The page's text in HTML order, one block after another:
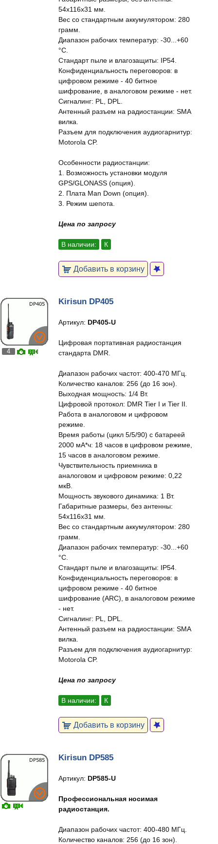
54х116х31 мм.
Вес со стандартным аккумулятором: 280
грамм.
Диапазон рабочих температур: -30...+60
°C.
Стандарт пыле и влагозащиты: IP54.
Конфиденциальность переговоров: в
цифровом режиме - 40 битное
шифрование, в аналоговом режиме - нет.
Сигналинг: PL, DPL.
Антенный разъем на радиостанции: SMA
вилка.
Разъем для подключения аудиогарнитур:
Motorola CP.
Особенности радиостанции:
1. Возможность установки модуля
GPS/GLONASS (опция).
2. Плата Man Down (опция).
3. Режим шепота.
Цена по запросу
В наличии: К
Добавить в корзину
4
Kirisun DP405
Артикул: DP405-U
Цифровая портативная радиостанция
стандарта DMR.
Диапазон рабочих частот: 400-470 МГц.
Количество каналов: 256 (до 16 зон).
Выходная мощность: 1/4 Вт.
Цифровой протокол: DMR Tier I и Tier II.
Работа в аналоговом и цифровом
режиме.
Время работы (цикл 5/5/90) с батареей
2000 мА*ч: 18 часов в цифровом режиме,
15 часов в аналоговом режиме.
Чувствительность приемника в
аналоговом и цифровом режиме: 0,22
мкВ.
Мощность звукового динамика: 1 Вт.
Габаритные размеры, без антенны:
54х116х31 мм.
Вес со стандартным аккумулятором: 280
грамм.
Диапазон рабочих температур: -30...+60
°C.
Стандарт пыле и влагозащиты: IP54.
Конфиденциальность переговоров: в
цифровом режиме - 40 битное
шифрование (ARC), в аналоговом режиме
- нет.
Сигналинг: PL, DPL.
Антенный разъем на радиостанции: SMA
вилка.
Разъем для подключения аудиогарнитур:
Motorola CP.
Цена по запросу
В наличии: К
Добавить в корзину
Kirisun DP585
Артикул: DP585-U
Профессиональная носимая
радиостанция.
Диапазон рабочих частот: 400-480 МГц.
Количество каналов: 256 (до 16 зон).